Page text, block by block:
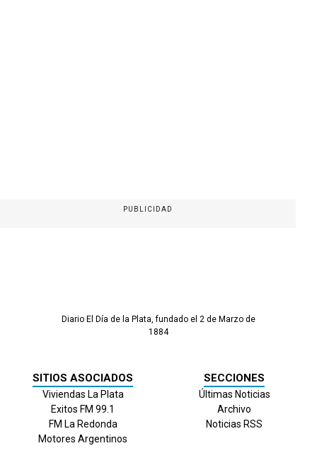
PUBLICIDAD
Diario El Día de la Plata, fundado el 2 de Marzo de
1884
SITIOS ASOCIADOS
Viviendas La Plata
Exitos FM 99.1
FM La Redonda
Motores Argentinos
SECCIONES
Últimas Noticias
Archivo
Noticias RSS